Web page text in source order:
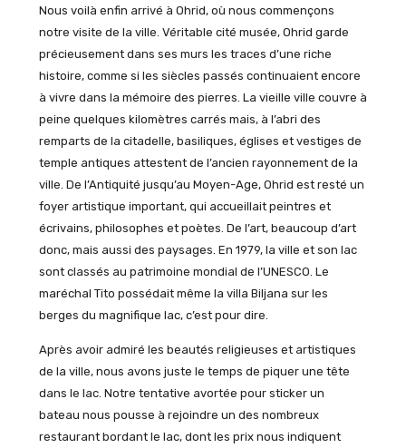
Nous voilà enfin arrivé à Ohrid, où nous commençons
notre visite de la ville. Véritable cité musée, Ohrid garde
précieusement dans ses murs les traces d’une riche
histoire, comme si les siècles passés continuaient encore
à vivre dans la mémoire des pierres. La vieille ville couvre à
peine quelques kilomètres carrés mais, à l’abri des
remparts de la citadelle, basiliques, églises et vestiges de
temple antiques attestent de l’ancien rayonnement de la
ville. De l’Antiquité jusqu’au Moyen-Age, Ohrid est resté un
foyer artistique important, qui accueillait peintres et
écrivains, philosophes et poètes. De l’art, beaucoup d’art
donc, mais aussi des paysages. En 1979, la ville et son lac
sont classés au patrimoine mondial de l’UNESCO. Le
maréchal Tito possédait même la villa Biljana sur les
berges du magnifique lac, c’est pour dire.
Après avoir admiré les beautés religieuses et artistiques
de la ville, nous avons juste le temps de piquer une tête
dans le lac. Notre tentative avortée pour sticker un
bateau nous pousse à rejoindre un des nombreux
restaurant bordant le lac, dont les prix nous indiquent